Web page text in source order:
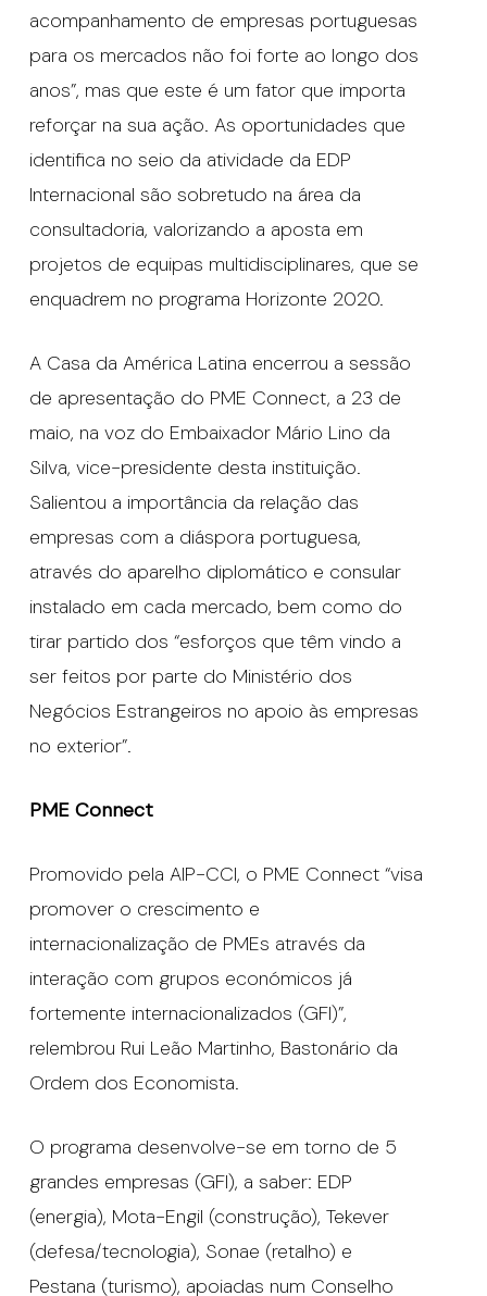
acompanhamento de empresas portuguesas
para os mercados não foi forte ao longo dos
anos”, mas que este é um fator que importa
reforçar na sua ação. As oportunidades que
identifica no seio da atividade da EDP
Internacional são sobretudo na área da
consultadoria, valorizando a aposta em
projetos de equipas multidisciplinares, que se
enquadrem no programa Horizonte 2020.
A Casa da América Latina encerrou a sessão
de apresentação do PME Connect, a 23 de
maio, na voz do Embaixador Mário Lino da
Silva, vice-presidente desta instituição.
Salientou a importância da relação das
empresas com a diáspora portuguesa,
através do aparelho diplomático e consular
instalado em cada mercado, bem como do
tirar partido dos “esforços que têm vindo a
ser feitos por parte do Ministério dos
Negócios Estrangeiros no apoio às empresas
no exterior”.
PME Connect
Promovido pela AIP-CCI, o PME Connect “visa
promover o crescimento e
internacionalização de PMEs através da
interação com grupos económicos já
fortemente internacionalizados (GFI)”,
relembrou Rui Leão Martinho, Bastonário da
Ordem dos Economista.
O programa desenvolve-se em torno de 5
grandes empresas (GFI), a saber: EDP
(energia), Mota-Engil (construção), Tekever
(defesa/tecnologia), Sonae (retalho) e
Pestana (turismo), apoiadas num Conselho